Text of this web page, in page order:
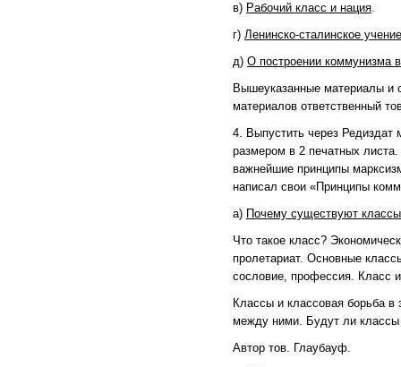
в) Рабочий класс и нация.
г) Ленинско-сталинское
д) О построении коммунизма
Вышеуказанные материалы и
материалов ответственный
4. Выпустить через
размером в 2 печатных
важнейшие принципы
написал свои «Принципы
а) Почему существуют
Что такое класс?
пролетариат. Основные
сословие, профессия. Класс
Классы и классовая борьба в
между ними. Будут ли
Автор тов. Глаубауф.